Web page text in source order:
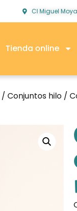
Cl Miguel Moya
Tienda online
/ Conjuntos hilo /